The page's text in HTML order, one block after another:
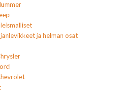
ja helman osat